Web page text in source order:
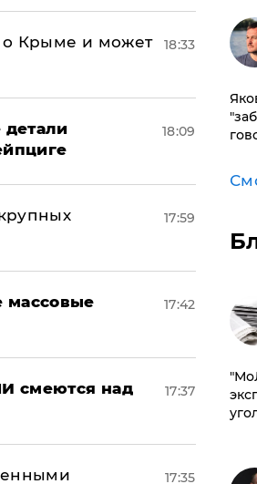
о Крыме и может
18:33
18:09
17:59
массовые
17:42
смеются над
17:37
17:35